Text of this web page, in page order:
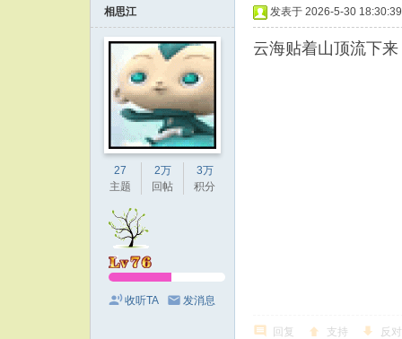
相思江
27
主题
2万
回帖
3万
积分
收听TA 发消息
发表于 2026-5-30 18:30:39
云海贴着山顶流下来
回复 支持 反对